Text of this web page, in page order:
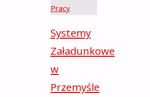
Systemy
Załadunkowe
w
Przemyśle